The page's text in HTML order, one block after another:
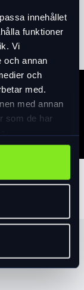
innehållet
funktioner
Vi
och annan
och
med.
med annan
som de har